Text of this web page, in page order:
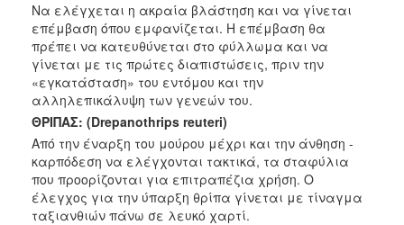
Να ελέγχεται η ακραία βλάστηση και να γίνεται
επέμβαση όπου εμφανίζεται. Η επέμβαση θα
πρέπει να κατευθύνεται στο φύλλωμα και να
γίνεται με τις πρώτες διαπιστώσεις, πριν την
«εγκατάσταση» του εντόμου και την
αλληλεπικάλυψη των γενεών του.
ΘΡΙΠΑΣ: (Drepanothrips reuteri)
Από την έναρξη του μούρου μέχρι και την άνθηση -
καρπόδεση να ελέγχονται τακτικά, τα σταφύλια
που προορίζονται για επιτραπέζια χρήση. Ο
έλεγχος για την ύπαρξη θρίπα γίνεται με τίναγμα
ταξιανθιών πάνω σε λευκό χαρτί.